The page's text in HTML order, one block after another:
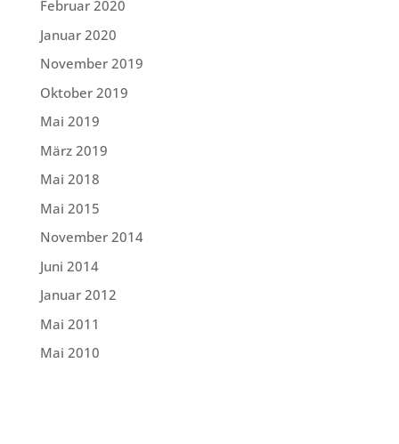
Februar 2020
Januar 2020
November 2019
Oktober 2019
Mai 2019
März 2019
Mai 2018
Mai 2015
November 2014
Juni 2014
Januar 2012
Mai 2011
Mai 2010